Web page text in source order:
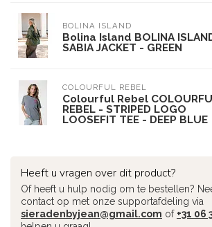
BOLINA ISLAND
Bolina Island BOLINA
SABIA JACKET - GREEN
COLOURFUL REBEL
Colourful Rebel
REBEL - STRIPED LOGO
LOOSEFIT TEE - DEEP BLUE
Heeft u vragen over dit product?
Of heeft u hulp nodig om te bestellen?
contact op met onze supportafdeling via
sieradenbyjean@gmail.com of +31 06